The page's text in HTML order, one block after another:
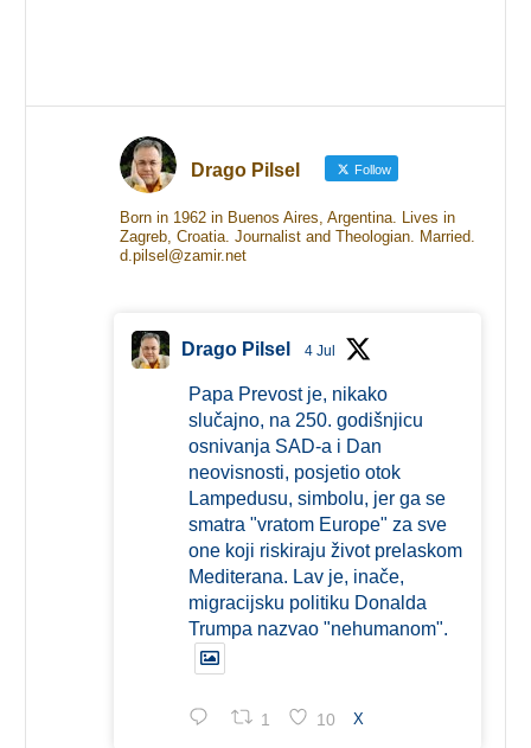
Drago Pilsel Follow
Born in 1962 in Buenos Aires, Argentina. Lives in
Zagreb, Croatia. Journalist and Theologian. Married.
d.pilsel@zamir.net
Drago Pilsel 4 Jul
Papa Prevost je, nikako
slučajno, na 250. godišnjicu
osnivanja SAD-a i Dan
neovisnosti, posjetio otok
Lampedusu, simbolu, jer ga se
smatra "vratom Europe" za sve
one koji riskiraju život prelaskom
Mediterana. Lav je, inače,
migracijsku politiku Donalda
Trumpa nazvao "nehumanom".
1 10 X